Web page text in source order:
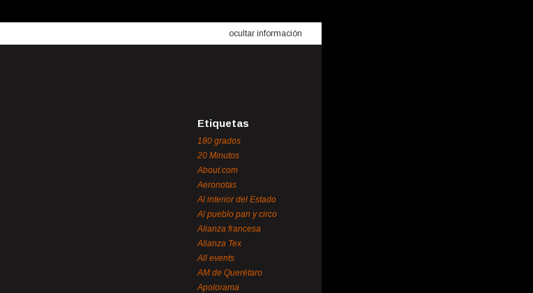
ocultar información
Etiquetas
180 grados
20 Minutos
About.com
Aeronotas
Al interior del Estado
Al pueblo pan y circo
Alianza francesa
Alianza Tex
All events
AM de Querétaro
Apolorama